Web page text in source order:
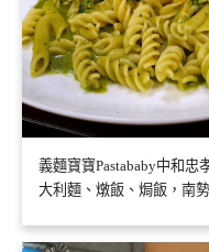
義麵寶寶Pastababy中和
大利麵、燉飯、焗飯，南